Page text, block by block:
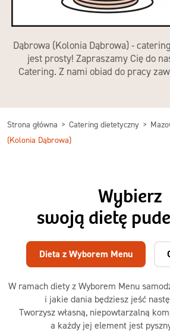
Dąbrowa (Kolonia Dąbrowa) -
jest prosty! Zapraszamy Cię do
Catering. Z nami obiad do pracy
Strona główna Catering dietetyczny
(Kolonia Dąbrowa)
Wybierz
swoją dietę
W ramach diety z Wyborem Menu
i jakie dania będziesz jeść
Tworzysz własną, niepowtarzalną
a każdy jej element jest
Dieta z Wyborem Menu